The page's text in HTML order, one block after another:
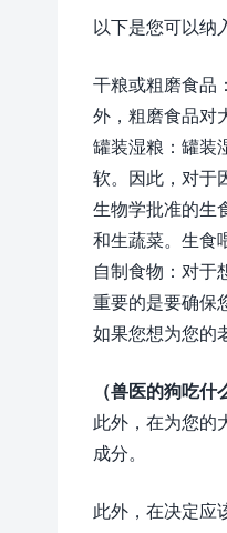
以下是您可以纳
干粮或粗磨食品
外，粗磨食品对
罐装湿粮：罐装
软。因此，对于
生物学批准的生
和生蔬菜。生食
自制食物：对于
重要的是要确保
如果您想为您的
（兽医的狗吃
此外，在为您的
成分。
此外，在决定应